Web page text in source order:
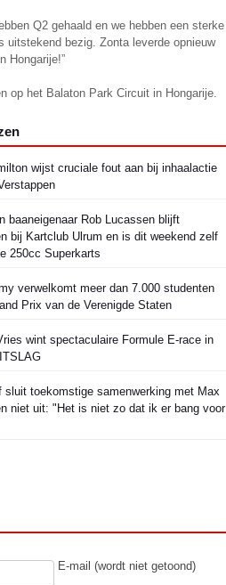
Q2 gehaald en we hebben een sterke
uitstekend bezig. Zonta leverde opnieuw
Hongarije!”
op het Balaton Park Circuit in Hongarije.
wijst cruciale fout aan bij inhaalactie
baaneigenaar Rob Lucassen blijft
bij Kartclub Ulrum en is dit weekend zelf
250cc Superkarts
verwelkomt meer dan 7.000 studenten
Prix van de Verenigde Staten
wint spectaculaire Formule E-race in
sluit toekomstige samenwerking met Max
niet uit: "Het is niet zo dat ik er bang voor
E-mail (wordt niet getoond)